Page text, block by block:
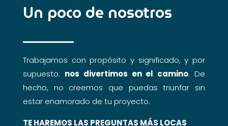
Un poco de nosotros
Trabajamos con propósito y significado, y por
supuesto: nos divertimos en el camino. De
hecho, no creemos que puedas triunfar sin
estar enamorado de tu proyecto.
TE HAREMOS LAS PREGUNTAS MÁS LOCAS